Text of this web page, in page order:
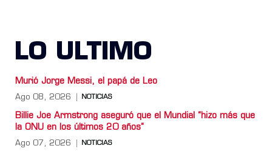
LO ULTIMO
Murió Jorge Messi, el papá de Leo
Ago 08, 2026 NOTICIAS
Billie Joe Armstrong aseguró que el Mundial “hizo más que
la ONU en los últimos 20 años”
Ago 07, 2026 NOTICIAS